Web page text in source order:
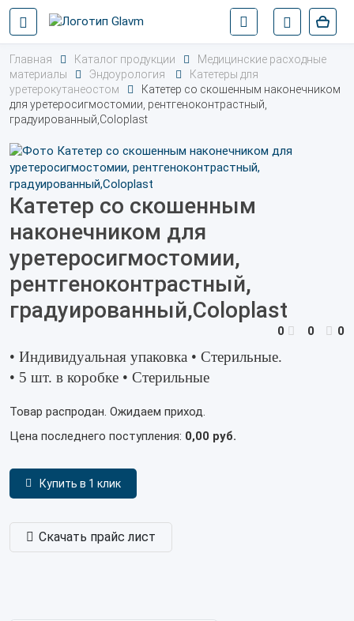
Главная Каталог продукции
Медицинские расходные
материалы
Эндоурология
Катетеры для
уретерокутанеостом
Катетер со скошенным наконечником
для уретеросигмостомии, рентгеноконтрастный,
градуированный,Coloplast
Катетер со скошенным
наконечником для
уретеросигмостомии,
рентгеноконтрастный,
градуированный,Coloplast
0 0 0
• Индивидуальная упаковка • Стерильные.
• 5 шт. в коробке • Стерильные
Товар распродан. Ожидаем приход.
Цена последнего поступления: 0,00 руб.
Купить в 1 клик
Скачать прайс лист